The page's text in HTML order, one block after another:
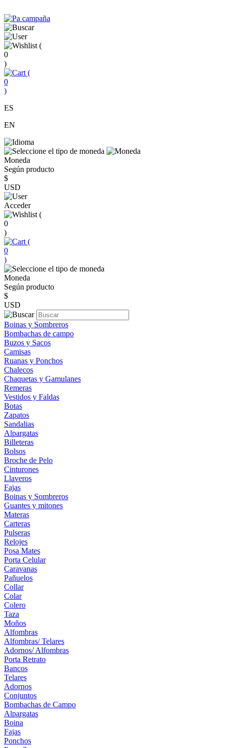
(
0
)
(
0
)
ES
EN
Moneda
Según producto
$
USD
Acceder
(
0
)
(
0
)
Moneda
Según producto
$
USD
Boinas y Sombreros
Bombachas de campo
Buzos y Sacos
Camisas
Ruanas y Ponchos
Chalecos
Chaquetas y Gamulanes
Remeras
Vestidos y Faldas
Botas
Zapatos
Sandalias
Alpargatas
Billeteras
Bolsos
Broche de Pelo
Cinturones
Llaveros
Fajas
Boinas y Sombreros
Guantes y mitones
Materas
Carteras
Pulseras
Relojes
Posa Mates
Porta Celular
Caravanas
Pañuelos
Collar
Colar
Colero
Taza
Moños
Alfombras
Alfombras/ Telares
Adornos/ Alfombras
Porta Retrato
Bancos
Telares
Adornos
Conjuntos
Bombachas de Campo
Alpargatas
Boina
Fajas
Ponchos